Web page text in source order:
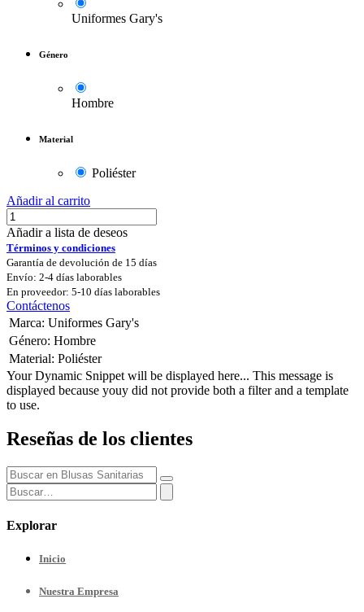
Uniformes Gary's
Género
Hombre
Material
Poliéster
Añadir al carrito
Añadir a lista de deseos
Términos y condiciones
Garantía de devolución de 15 días
Envío: 2-4 días laborables
En proveedor: 5-10 días laborables
Contáctenos
Marca: Uniformes Gary's
Género: Hombre
Material: Poliéster
Your Dynamic Snippet will be displayed here... This message is
displayed because youy did not provide both a filter and a template
to use.
Reseñas de los clientes
Explorar
Inicio
Nuestra Empresa